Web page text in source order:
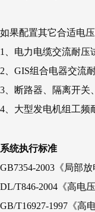
如果配置其它合适电
1、电力电缆交流耐压
2、GIS组合电器交流
3、断路器、隔离开关
4、大型发电机组工频
系统执行标准
GB7354-2003《局部放
DL/T846-2004《高电
GB/T16927-1997《高